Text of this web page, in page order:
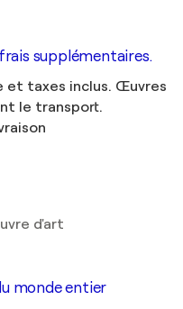
supplémentaires.
et taxes inclus. Œuvres
le transport.
d'art
monde entier